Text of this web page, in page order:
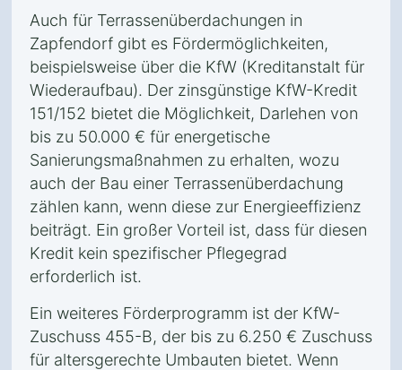
Auch für Terrassenüberdachungen in
Zapfendorf gibt es Fördermöglichkeiten,
beispielsweise über die KfW (Kreditanstalt für
Wiederaufbau). Der zinsgünstige KfW-Kredit
151/152 bietet die Möglichkeit, Darlehen von
bis zu 50.000 € für energetische
Sanierungsmaßnahmen zu erhalten, wozu
auch der Bau einer Terrassenüberdachung
zählen kann, wenn diese zur Energieeffizienz
beiträgt. Ein großer Vorteil ist, dass für diesen
Kredit kein spezifischer Pflegegrad
erforderlich ist.
Ein weiteres Förderprogramm ist der KfW-
Zuschuss 455-B, der bis zu 6.250 € Zuschuss
für altersgerechte Umbauten bietet. Wenn